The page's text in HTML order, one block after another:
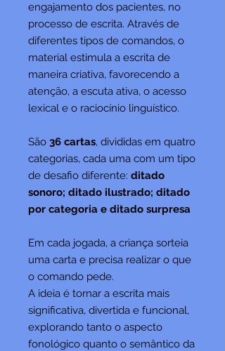
engajamento dos pacientes, no
processo de escrita. Através de
diferentes tipos de comandos, o
material estimula a escrita de
maneira criativa, favorecendo a
atenção, a escuta ativa, o acesso
lexical e o raciocínio linguístico.
São 36 cartas, divididas em quatro
categorias, cada uma com um tipo
de desafio diferente: ditado
sonoro; ditado ilustrado; ditado
por categoria e ditado surpresa
Em cada jogada, a criança sorteia
uma carta e precisa realizar o que
o comando pede.
A ideia é tornar a escrita mais
significativa, divertida e funcional,
explorando tanto o aspecto
fonológico quanto o semântico da